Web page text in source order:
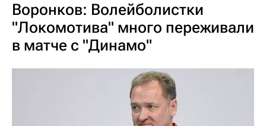
Воронков: Волейболистки
"Локомотива" много переживали
в матче с "Динамо"